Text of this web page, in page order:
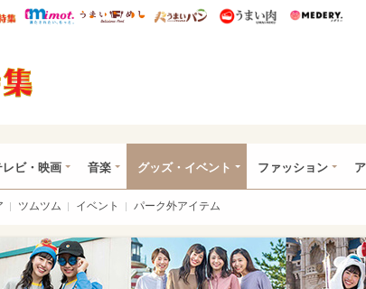
* ウレぴあ総研 ディズニー特集
mimot. うまいめし うまいパン うまい肉
レビ・映画 音楽 グッズ・イベント ファッション
ツムツム イベント パーク外アイテム